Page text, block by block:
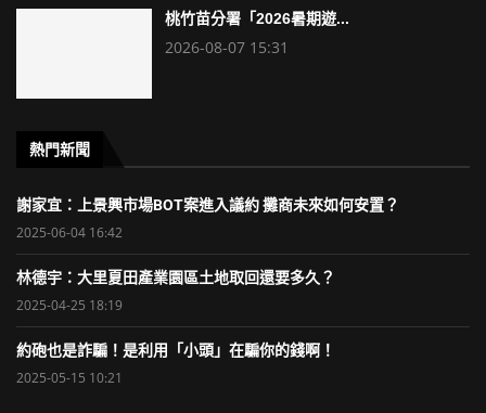
桃竹苗分署「2026暑期遊...
2026-08-07 15:31
熱門新聞
謝家宜：上景興市場BOT案進入議約 攤商未來如何安置？
2025-06-04 16:42
林德宇：大里夏田產業園區土地取回還要多久？
2025-04-25 18:19
約砲也是詐騙！是利用「小頭」在騙你的錢啊！
2025-05-15 10:21